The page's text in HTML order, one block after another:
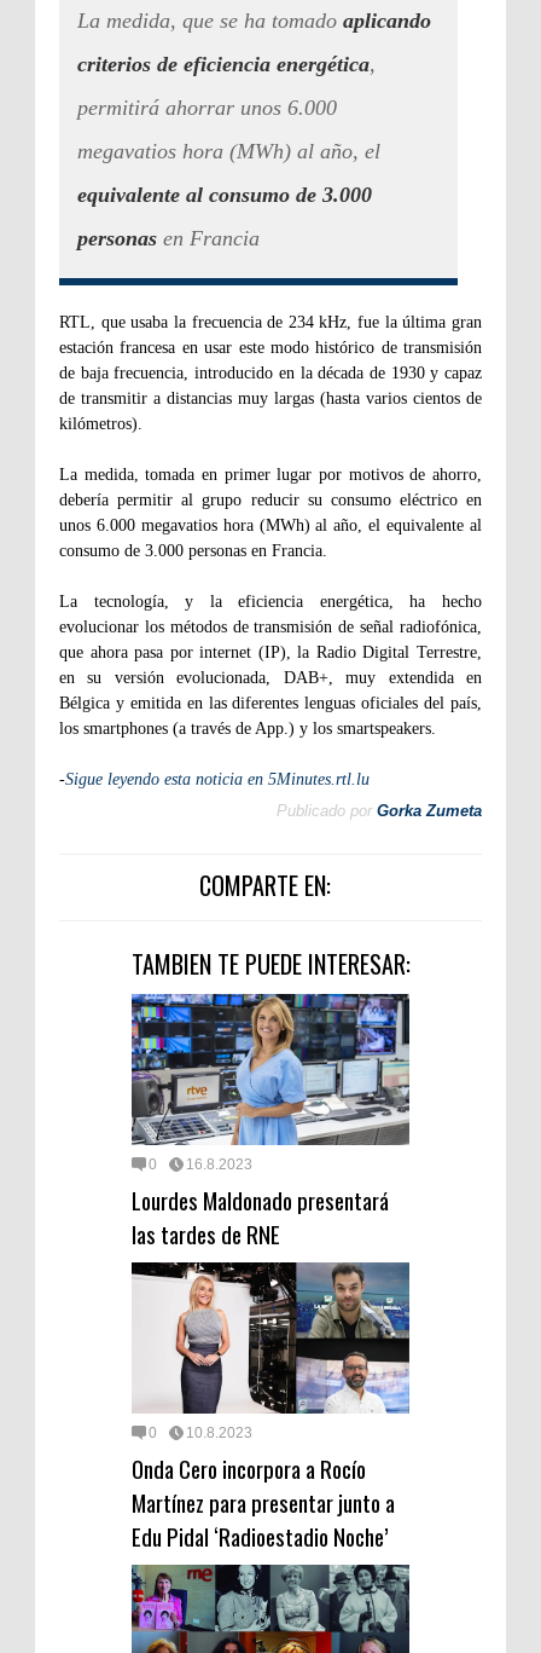
La medida, que se ha tomado aplicando
criterios de eficiencia energética,
permitirá ahorrar unos 6.000
megavatios hora (MWh) al año, el
equivalente al consumo de 3.000
personas en Francia
RTL, que usaba la frecuencia de 234 kHz, fue la última gran
estación francesa en usar este modo histórico de transmisión
de baja frecuencia, introducido en la década de 1930 y capaz
de transmitir a distancias muy largas (hasta varios cientos de
kilómetros).
La medida, tomada en primer lugar por motivos de ahorro,
debería permitir al grupo reducir su consumo eléctrico en
unos 6.000 megavatios hora (MWh) al año, el equivalente al
consumo de 3.000 personas en Francia.
La tecnología, y la eficiencia energética, ha hecho
evolucionar los métodos de transmisión de señal radiofónica,
que ahora pasa por internet (IP), la Radio Digital Terrestre,
en su versión evolucionada, DAB+, muy extendida en
Bélgica y emitida en las diferentes lenguas oficiales del país,
los smartphones (a través de App.) y los smartspeakers.
-Sigue leyendo esta noticia en 5Minutes.rtl.lu
Publicado por Gorka Zumeta
COMPARTE EN:
TAMBIEN TE PUEDE INTERESAR:
0 16.8.2023
Lourdes Maldonado presentará
las tardes de RNE
0 10.8.2023
Onda Cero incorpora a Rocío
Martínez para presentar junto a
Edu Pidal ‘Radioestadio Noche’